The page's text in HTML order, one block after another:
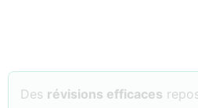
Des révisions efficaces